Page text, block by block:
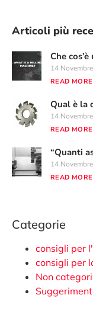
Articoli più
Che
14
READ MORE
Qual è la
14
READ MORE
“Quanti
14
READ MORE
Categorie
consigli per
consigli per
Non